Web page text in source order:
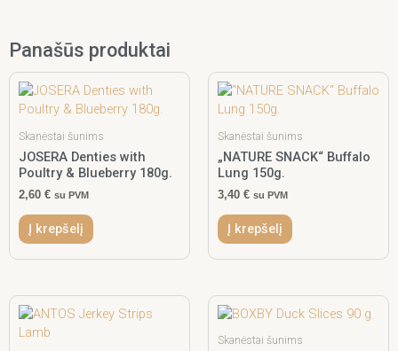
Panašūs produktai
Skanėstai šunims
JOSERA Denties with
Poultry & Blueberry 180g.
2,60 € su PVM
Į krepšelį
Skanėstai šunims
„NATURE SNACK“ Buffalo
Lung 150g.
3,40 € su PVM
Į krepšelį
Skanėstai šunims